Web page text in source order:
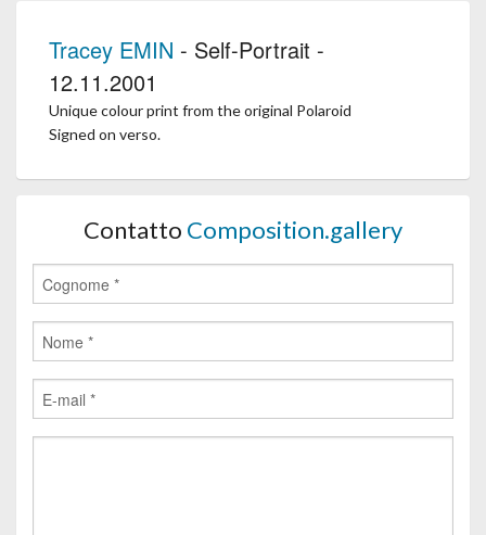
Tracey EMIN - Self-Portrait -
12.11.2001
Unique colour print from the original Polaroid
Signed on verso.
Contatto Composition.gallery